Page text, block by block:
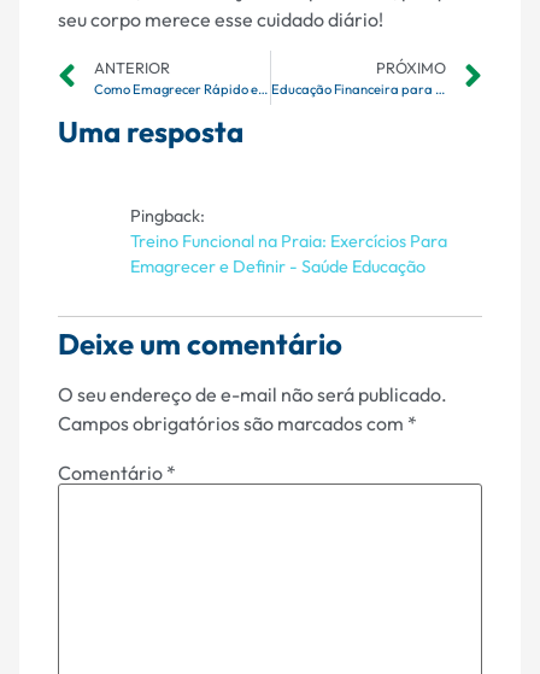
seu corpo merece esse cuidado diário!
ANTERIOR
Como Emagrecer Rápido e Fácil Sem Exercícios
PRÓXIMO
Educação Financeira para Crianças e Adolescentes
Uma resposta
Pingback:
Treino Funcional na Praia: Exercícios Para
Emagrecer e Definir - Saúde Educação
Deixe um comentário
O seu endereço de e-mail não será publicado.
Campos obrigatórios são marcados com *
Comentário *